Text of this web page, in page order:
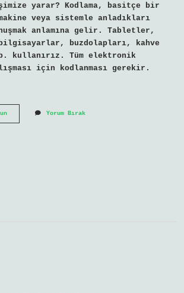
yarar? Kodlama, basitçe bir
veya sistemle anladıkları
anlamına gelir. Tabletler,
buzdolapları, kahve
kullanırız. Tüm elektronik
için kodlanması gerekir.
Kodlama
Yorum Bırak